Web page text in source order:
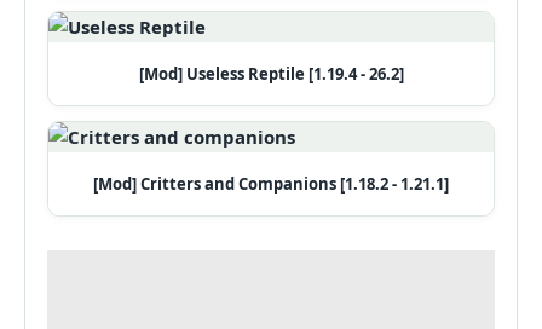
[Mod] Useless Reptile [1.19.4 - 26.2]
[Mod] Critters and Companions [1.18.2 - 1.21.1]